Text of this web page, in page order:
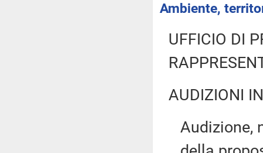
Ambiente,
UFFICIO DI
AUDIZIONI
Audizione,